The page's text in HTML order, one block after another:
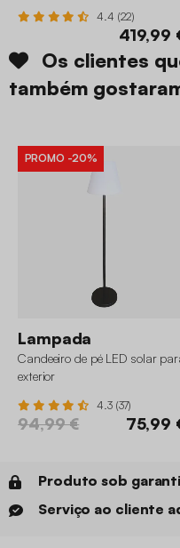
4.4 (22)
419,99
Os clientes
também
PROMO -20%
Lampada
Candeeiro de pé LED solar
exterior
4.3 (37)
94,99 € 75,99
Produto sob
Serviço ao cliente